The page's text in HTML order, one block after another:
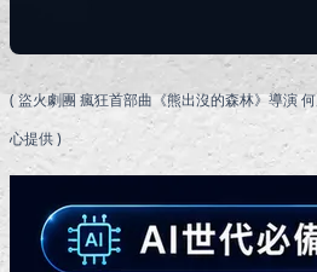
( 盜火劇團 瘋狂首部曲《熊出沒的森林》導演
心提供 )